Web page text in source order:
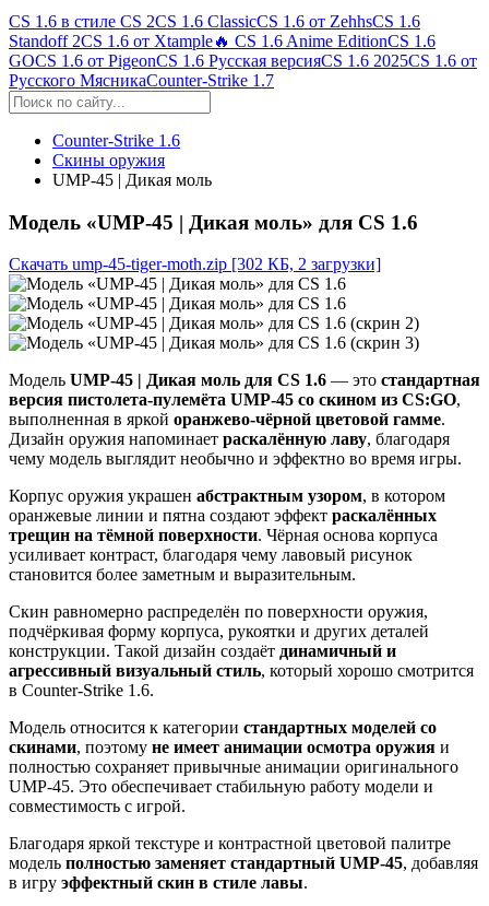
CS 1.6 в стиле CS 2CS 1.6 ClassicCS 1.6 от ZehhsCS 1.6
Standoff 2CS 1.6 от Xtample🔥 CS 1.6 Anime EditionCS 1.6
GOCS 1.6 от PigeonCS 1.6 Русская версияCS 1.6 2025CS 1.6 от
Русского МясникаCounter-Strike 1.7
Counter-Strike 1.6
Скины оружия
UMP-45 | Дикая моль
Модель «UMP-45 | Дикая моль» для CS 1.6
Скачать ump-45-tiger-moth.zip [302 КБ, 2 загрузки]
Модель UMP-45 | Дикая моль для CS 1.6 — это стандартная
версия пистолета-пулемёта UMP-45 со скином из CS:GO,
выполненная в яркой оранжево-чёрной цветовой гамме.
Дизайн оружия напоминает раскалённую лаву, благодаря
чему модель выглядит необычно и эффектно во время игры.
Корпус оружия украшен абстрактным узором, в котором
оранжевые линии и пятна создают эффект раскалённых
трещин на тёмной поверхности. Чёрная основа корпуса
усиливает контраст, благодаря чему лавовый рисунок
становится более заметным и выразительным.
Скин равномерно распределён по поверхности оружия,
подчёркивая форму корпуса, рукоятки и других деталей
конструкции. Такой дизайн создаёт динамичный и
агрессивный визуальный стиль, который хорошо смотрится
в Counter-Strike 1.6.
Модель относится к категории стандартных моделей со
скинами, поэтому не имеет анимации осмотра оружия и
полностью сохраняет привычные анимации оригинального
UMP-45. Это обеспечивает стабильную работу модели и
совместимость с игрой.
Благодаря яркой текстуре и контрастной цветовой палитре
модель полностью заменяет стандартный UMP-45, добавляя
в игру эффектный скин в стиле лавы.